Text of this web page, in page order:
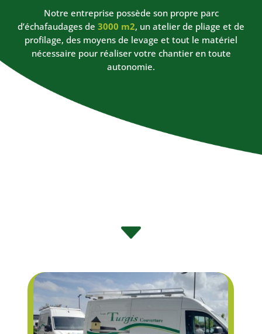
Notre entreprise possède son propre parc
d’échafaudages de 3000 m2, un atelier de pliage et de
profilage, des moyens de levage et tout le matériel
nécessaire pour réaliser votre chantier en toute
autonomie.
C